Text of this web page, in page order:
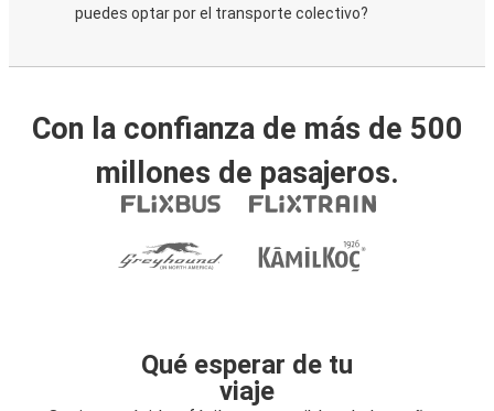
puedes optar por el transporte colectivo?
Con la confianza de más de 500
millones de pasajeros.
Qué esperar de tu
viaje